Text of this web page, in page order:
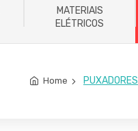
MATERIAIS
ELÉTRICOS
Home PUXADORES